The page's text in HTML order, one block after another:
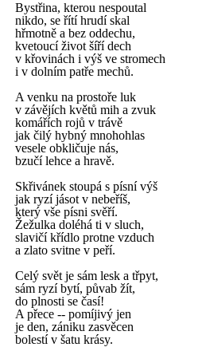
Bystřina, kterou nespoutal
nikdo, se řítí hrudí skal
hřmotně a bez oddechu,
kvetoucí život šíří dech
v křovinách i výš ve stromech
i v dolním patře mechů.
A venku na prostoře luk
v závějích květů mih a zvuk
komářích rojů v trávě
jak čilý hybný mnohohlas
vesele obkličuje nás,
bzučí lehce a hravě.
Skřivánek stoupá s písní výš
jak ryzí jásot v nebeříš,
který vše písni svěří.
Žežulka doléhá ti v sluch,
slavičí křídlo protne vzduch
a zlato svitne v peří.
Celý svět je sám lesk a třpyt,
sám ryzí bytí, půvab žít,
do plnosti se časí!
A přece -- pomíjivý jen
je den, zániku zasvěcen
bolestí v šatu krásy.